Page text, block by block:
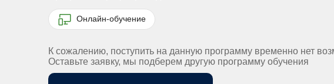
Онлайн-обучение
К сожалению, поступить на данную программу временно нет
Оставьте заявку, мы подберем другую программу обучения